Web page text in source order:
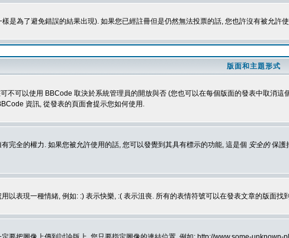
是為了避免錯誤的結果出現). 如果您已經註冊但是仍然無法投票的話, 您也許沒有被允許
版面和主題形式
不可以使用 BBCode 取決於系統管理員的開放與否 (您也可以在每個版面的發表中取消
資訊, 從發表的頁面會提示您如何使用.
完全的權力. 如果您被允許使用的話, 您可以發覺到其具有標示的功能, 這是個 安全的保護
以表現一種情緒, 例如: :) 表示快樂, :( 表示沮喪. 所有的表情符號可以在發表文章的版面